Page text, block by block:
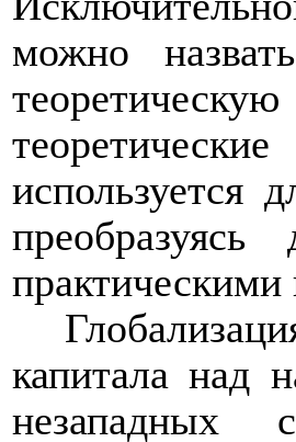
можно
используется
капитала над
незападных